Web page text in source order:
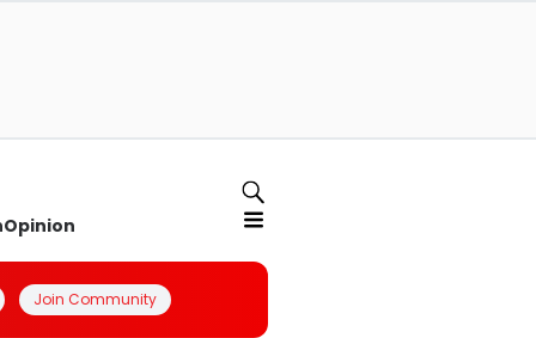
Opinion
Join Community